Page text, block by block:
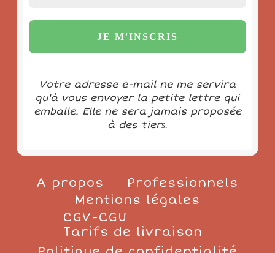
Votre adresse e-mail ne me servira
qu'à vous envoyer la petite lettre qui
emballe. Elle ne sera jamais proposée
à des tiers.
A propos
Professionnels
Mentions légales
CGV-CGU
Tarifs de livraison